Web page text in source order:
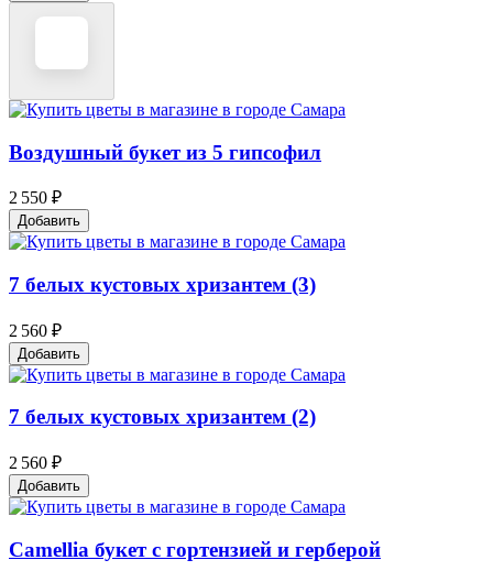
Воздушный букет из 5 гипсофил
2 550 ₽
Добавить
7 белых кустовых хризантем (3)
2 560 ₽
Добавить
7 белых кустовых хризантем (2)
2 560 ₽
Добавить
Camellia букет с гортензией и герберой